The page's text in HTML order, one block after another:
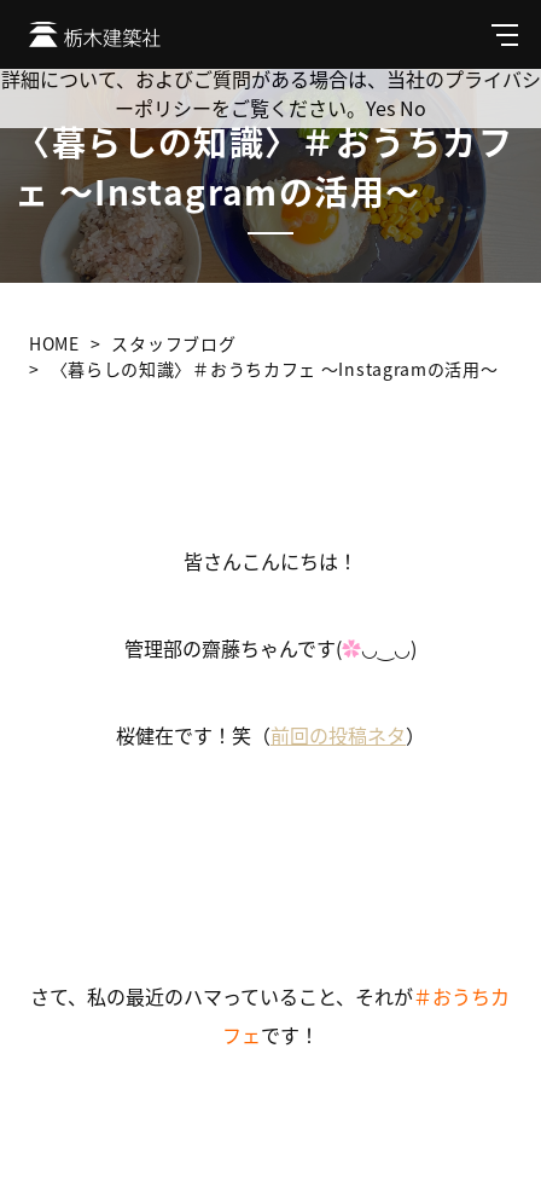
メ
ニ
ュ
〈暮らしの知識〉＃おうちカフ
ェ ～Instagramの活用～
HOME
スタッフブログ
〈暮らしの知識〉＃おうちカフェ ～Instagramの活用～
皆さんこんにちは！
管理部の齋藤ちゃんです(✿◡‿◡)
桜健在です！笑（前回の投稿ネタ）
さて、私の最近のハマっていること、それが＃おうちカ
フェです！
Cookie を使用して、お客様の活動を追跡してもよろしいです
か? 当社ではお客様のプライバシーを極めて重視しています。
詳細について、およびご質問がある場合は、当社のプライバシ
ーポリシーをご覧ください。 Yes No